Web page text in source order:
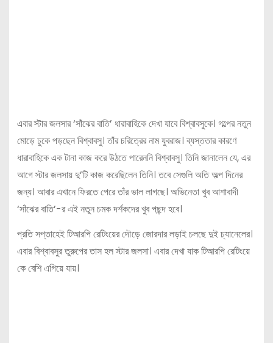
এবার স্টার জলসার ‘সাঁঝের বাতি’ ধারাবাহিকে দেখা যাবে বিশ্বাবসুকে। গল্পের নতুন
মোড়ে ঢুকে পড়ছেন বিশ্বাবসু। তাঁর চরিত্রের নাম যুবরাজ। ব্যস্ততার কারণে
ধারাবাহিকে এক টানা কাজ করে উঠতে পারেননি বিশ্বাবসু। তিনি জানালেন যে, এর
আগে স্টার জলসায় দু’টি কাজ করেছিলেন তিনি। তবে সেগুলি অতি অল্প দিনের
জন্য। আবার এখানে ফিরতে পেরে তাঁর ভাল লাগছে। অভিনেতা খুব আশাবাদী
‘সাঁঝের বাতি’-র এই নতুন চমক দর্শকদের খুব পছন্দ হবে।
প্রতি সপ্তাহেই টিআরপি রেটিংয়ের দৌড়ে জোরদার লড়াই চলছে দুই চ্যানেলের।
এবার বিশ্বাবসুর তুরুপের তাস হল স্টার জলসা। এবার দেখা যাক টিআরপি রেটিংয়ে
কে বেশি এগিয়ে যায়।